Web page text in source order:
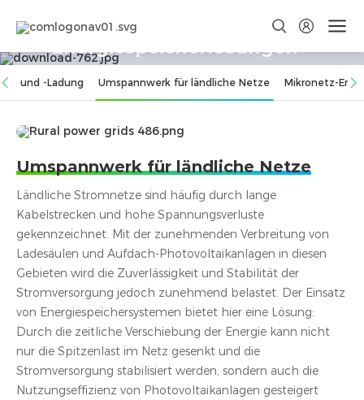
Gewerbliche & industrielle
Energiespeicherlösungen
Modularer Systemaufbau sowie ﬂexible Anpassung an
unterschiedliche Szenarien
und -Ladung Umspannwerk für ländliche Netze Mikronetz-
Umspannwerk für ländliche Netze
Ländliche Stromnetze sind häuﬁg durch lange
Kabelstrecken und hohe Spannungsverluste
gekennzeichnet. Mit der zunehmenden Verbreitung von
Ladesäulen und Aufdach-Photovoltaikanlagen in diesen
Gebieten wird die Zuverlässigkeit und Stabilität der
Stromversorgung jedoch zunehmend belastet. Der Einsatz
von Energiespeichersystemen bietet hier eine Lösung:
Durch die zeitliche Verschiebung der Energie kann nicht
nur die Spitzenlast im Netz gesenkt und die
Stromversorgung stabilisiert werden, sondern auch die
Nutzungsefﬁzienz von Photovoltaikanlagen gesteigert